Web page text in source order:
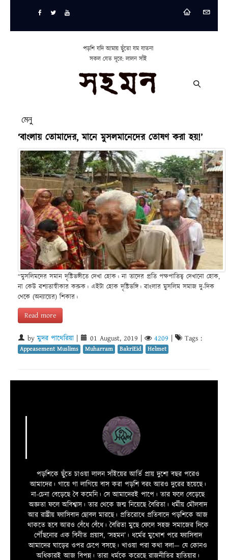
পড়শি যদি আমায় ছুঁতো যম যাতনা
সকল যেত দূরে: লালন সাঁই
মেনু
‘বাংলায় তোমাদের, মানে মুসলমানেদের তোষণ করা হয়!’
“মুসলিমদের সমান দৃষ্টিভঙ্গীতে দেখা হোক। না তাদের প্রতি পক্ষপাতিত্ব দেখানো হোক,
না কেউ বশ্যতাস্বীকার করুক। এইটা হোক দৃষ্টিভঙ্গি। বাংলার মুসলিম সমাজ দু-দিক
থেকে (অন্যায়ের) শিকার।
Read more
byমুদর পাথেরিয়া 01 August, 2019 4209 Tags :
Appeasement Muslims Muharram BakriEid Helmet
পড়শিকে ছুঁতে চাওয়া লালন সাঁইয়ের আর্তি প্রায় দুশো বছর পরেও
আমাদের। গায়ে গা লাগিয়ে বাস করা পড়শি বরং আরও দুরের হয়েছে।
না-চেনা বেড়েছে বৈ কমেনি। সে আমাদেরই পাপে। তার ফলে বেড়েছে
অজ্ঞতা ফলে অবিশ্বাস। তার থেকে জন্ম নিয়েছে বৈরিতা। ধর্মীয় মৌলবাদ
আর রাষ্ট্রীয় ফ্যাসিবাদ ছোবল মারছে। প্রতিরোধে প্রতিবাদে পড়শিকে আজ
থাকতে হবে আরও বেঁধে বেঁধে। বৈরিতা মুছে ফেলে সহজ সমাজের দিকে
পৌঁছনোর এক বিনীত প্রয়াস, ‘সহমন’। ধর্মের মুখোশ পরে ফ্যাসিবাদ
আমাদের ঘাড়ের ওপর চেপে বসছে। খাওয়া পরা কথা বলা—­­ যে কোনও
অধিকারই আজ বিপন্ন। তারা ধর্মকে করেছে রাজনীতির হাতিয়ার।